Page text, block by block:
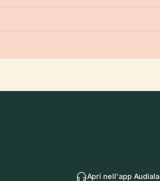
Apri nell'app Audiala